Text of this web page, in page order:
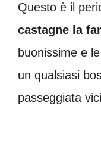
Questo è il
castagne la
buonissime e
un qualsiasi
passeggiata